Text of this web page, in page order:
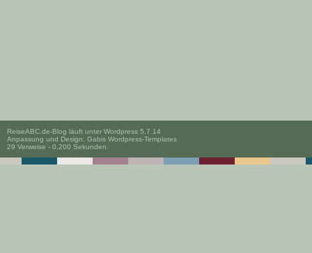
ReiseABC.de-Blog läuft unter Wordpress 5.7.14
Anpassung und Design: Gabis Wordpress-Templates
29 Verweise - 0,200 Sekunden.